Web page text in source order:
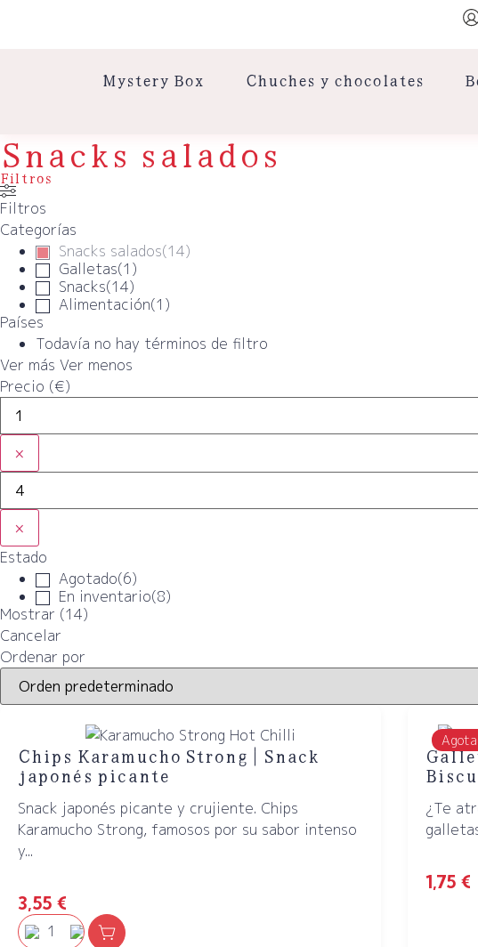
Mystery Box Chuches y chocolates
Snacks salados
Filtros
Filtros
Categorías
Snacks salados(14)
Galletas(1 )
Snacks(14)
Alimentación(1 )
Países
Todavía no hay términos de filtro
Ver más Ver menos
Precio (€)
×
×
Estado
Agotado(6)
En inventario(8)
Mostrar (14)
Cancelar
Ordenar por
Chips Karamucho Strong | Snack
japonés picante
Snack japonés picante y crujiente. Chips
Karamucho Strong, famosos por su sabor intenso
y...
3,55 €
¿Te
1,75 €